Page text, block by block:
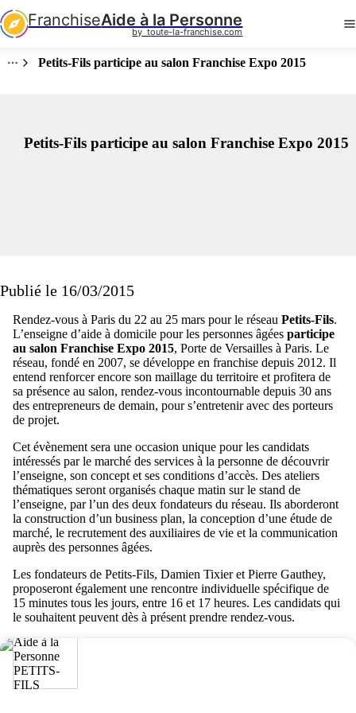
FranchiseAide à la Personne
by  toute-la-franchise.com
Petits-Fils participe au salon Franchise Expo 2015
Petits-Fils participe au salon Franchise Expo 2015
Publié le 16/03/2015
Rendez-vous à Paris du 22 au 25 mars pour le réseau Petits-Fils.
L’enseigne d’aide à domicile pour les personnes âgées participe
au salon Franchise Expo 2015, Porte de Versailles à Paris. Le
réseau, fondé en 2007, se développe en franchise depuis 2012. Il
entend renforcer encore son maillage du territoire et profitera de
sa présence au salon, rendez-vous incontournable depuis 30 ans
des entrepreneurs de demain, pour s’entretenir avec des porteurs
de projet.
Cet évènement sera une occasion unique pour les candidats
intéressés par le marché des services à la personne de découvrir
l’enseigne, son concept et ses conditions d’accès. Des ateliers
thématiques seront organisés chaque matin sur le stand de
l’enseigne, par l’un des deux fondateurs du réseau. Ils aborderont
la construction d’un business plan, la conception d’une étude de
marché, le recrutement des auxiliaires de vie et la communication
auprès des personnes âgées.
Les fondateurs de Petits-Fils, Damien Tixier et Pierre Gauthey,
proposeront également une rencontre individuelle spécifique de
15 minutes tous les jours, entre 16 et 17 heures. Les candidats qui
le souhaitent peuvent dès à présent prendre rendez-vous.